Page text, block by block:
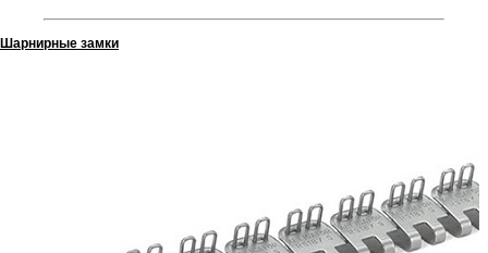
Шарнирные замки